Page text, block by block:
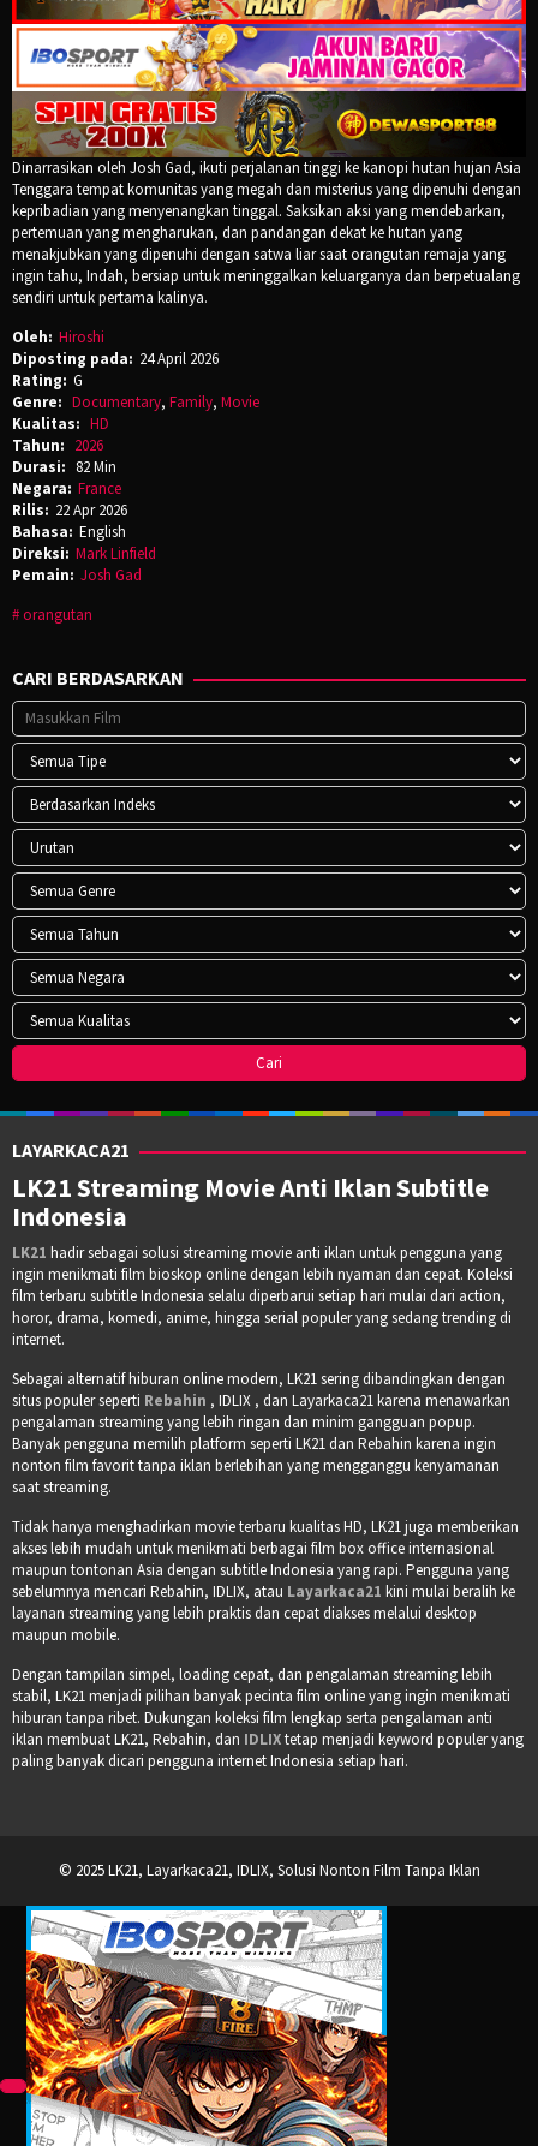
Dinarrasikan oleh Josh Gad, ikuti perjalanan tinggi ke kanopi hutan hujan Asia
Tenggara tempat komunitas yang megah dan misterius yang dipenuhi dengan
kepribadian yang menyenangkan tinggal. Saksikan aksi yang mendebarkan,
pertemuan yang mengharukan, dan pandangan dekat ke hutan yang
menakjubkan yang dipenuhi dengan satwa liar saat orangutan remaja yang
ingin tahu, Indah, bersiap untuk meninggalkan keluarganya dan berpetualang
sendiri untuk pertama kalinya.
Oleh: Hiroshi
Diposting pada: 24 April 2026
Rating: G
Genre: Documentary, Family, Movie
Kualitas: HD
Tahun: 2026
Durasi: 82 Min
Negara: France
Rilis: 22 Apr 2026
Bahasa: English
Direksi: Mark Linfield
Pemain: Josh Gad
orangutan
CARI BERDASARKAN
LAYARKACA21
LK21 Streaming Movie Anti Iklan Subtitle
Indonesia
LK21 hadir sebagai solusi streaming movie anti iklan untuk pengguna yang
ingin menikmati film bioskop online dengan lebih nyaman dan cepat. Koleksi
film terbaru subtitle Indonesia selalu diperbarui setiap hari mulai dari action,
horor, drama, komedi, anime, hingga serial populer yang sedang trending di
internet.
Sebagai alternatif hiburan online modern, LK21 sering dibandingkan dengan
situs populer seperti Rebahin , IDLIX , dan Layarkaca21 karena menawarkan
pengalaman streaming yang lebih ringan dan minim gangguan popup.
Banyak pengguna memilih platform seperti LK21 dan Rebahin karena ingin
nonton film favorit tanpa iklan berlebihan yang mengganggu kenyamanan
saat streaming.
Tidak hanya menghadirkan movie terbaru kualitas HD, LK21 juga memberikan
akses lebih mudah untuk menikmati berbagai film box office internasional
maupun tontonan Asia dengan subtitle Indonesia yang rapi. Pengguna yang
sebelumnya mencari Rebahin, IDLIX, atau Layarkaca21 kini mulai beralih ke
layanan streaming yang lebih praktis dan cepat diakses melalui desktop
maupun mobile.
Dengan tampilan simpel, loading cepat, dan pengalaman streaming lebih
stabil, LK21 menjadi pilihan banyak pecinta film online yang ingin menikmati
hiburan tanpa ribet. Dukungan koleksi film lengkap serta pengalaman anti
iklan membuat LK21, Rebahin, dan IDLIXtetap menjadi keyword populer yang
paling banyak dicari pengguna internet Indonesia setiap hari.
© 2025 LK21, Layarkaca21, IDLIX, Solusi Nonton Film Tanpa Iklan